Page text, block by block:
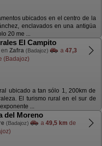
ubicados en el centro de la
enclavados en una antigüa
20 me ...
El Campito
Zafra (Badajoz) a 47,3
(Badajoz)
ubicado a tan sólo 1, 200km de
El turismo rural en el sur de
...
del Moreno
(Badajoz) a 49,5 km de